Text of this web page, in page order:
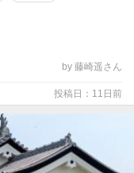
by 藤崎遥さん
投稿日：11日前